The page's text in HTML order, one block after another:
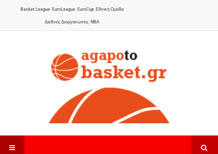
Basket League EuroLeague EuroCup Εθνική Ομάδα
Διεθνείς Διοργανώσεις NBA